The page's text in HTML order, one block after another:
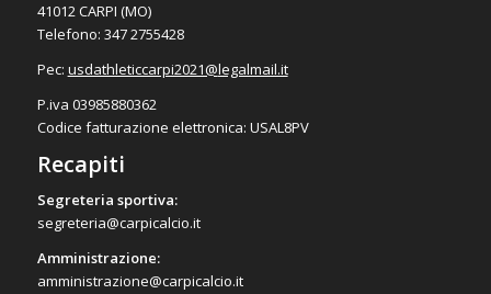
41012 CARPI (MO)
Telefono: 347 2755428
Pec: usdathleticcarpi2021@legalmail.it
P.iva 03985880362
Codice fatturazione elettronica: USAL8PV
Recapiti
Segreteria sportiva:
segreteria@carpicalcio.it
Amministrazione:
amministrazione@carpicalcio.it